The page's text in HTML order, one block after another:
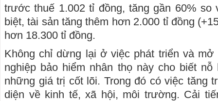
trước thuế 1.002 tỉ đồng, tăng gần 60%
biệt, tài sản tăng thêm hơn 2.000 tỉ đồng
hơn 18.300 tỉ đồng.
Không chỉ dừng lại ở việc phát triển và mở
nghiệp bảo hiểm nhân thọ này cho biết
những giá trị cốt lõi. Trong đó có việc tăng
diện về kinh tế, xã hội, môi trường. Cải